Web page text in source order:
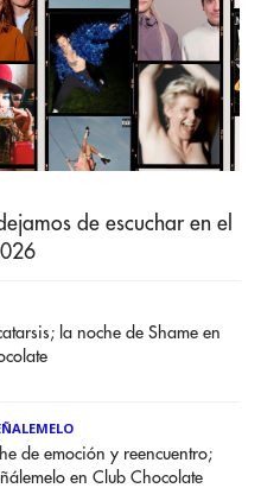
de escuchar en el
la noche de Shame en
de emoción y reencuentro;
en Club Chocolate